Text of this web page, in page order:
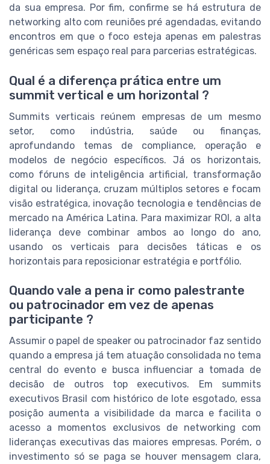
da sua empresa. Por fim, confirme se há estrutura de
networking alto com reuniões pré agendadas, evitando
encontros em que o foco esteja apenas em palestras
genéricas sem espaço real para parcerias estratégicas.
Qual é a diferença prática entre um
summit vertical e um horizontal ?
Summits verticais reúnem empresas de um mesmo
setor, como indústria, saúde ou finanças,
aprofundando temas de compliance, operação e
modelos de negócio específicos. Já os horizontais,
como fóruns de inteligência artificial, transformação
digital ou liderança, cruzam múltiplos setores e focam
visão estratégica, inovação tecnologia e tendências de
mercado na América Latina. Para maximizar ROI, a alta
liderança deve combinar ambos ao longo do ano,
usando os verticais para decisões táticas e os
horizontais para reposicionar estratégia e portfólio.
Quando vale a pena ir como palestrante
ou patrocinador em vez de apenas
participante ?
Assumir o papel de speaker ou patrocinador faz sentido
quando a empresa já tem atuação consolidada no tema
central do evento e busca influenciar a tomada de
decisão de outros top executivos. Em summits
executivos Brasil com histórico de lote esgotado, essa
posição aumenta a visibilidade da marca e facilita o
acesso a momentos exclusivos de networking com
lideranças executivas das maiores empresas. Porém, o
investimento só se paga se houver mensagem clara,